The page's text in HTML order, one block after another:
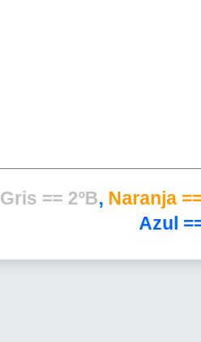
Gris == 2ºB, Naranja
Azul